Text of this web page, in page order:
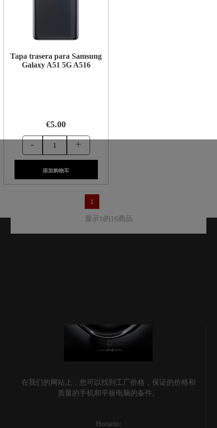
Tapa trasera para Samsung
Galaxy A51 5G A516
€5.00
- +
添加购物车
1
显示1的16商品
在我们的网站上，您可以找到工厂价格，保证的价格和
质量的手机和平板电脑的备件。
Horario: